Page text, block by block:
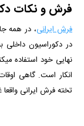
فرش و نکات
فرش ایرانی، در همه
در دکوراسیون داخلی
نهایی خود استفاده
انکار است. گاهی
تخته فرش ایرانی